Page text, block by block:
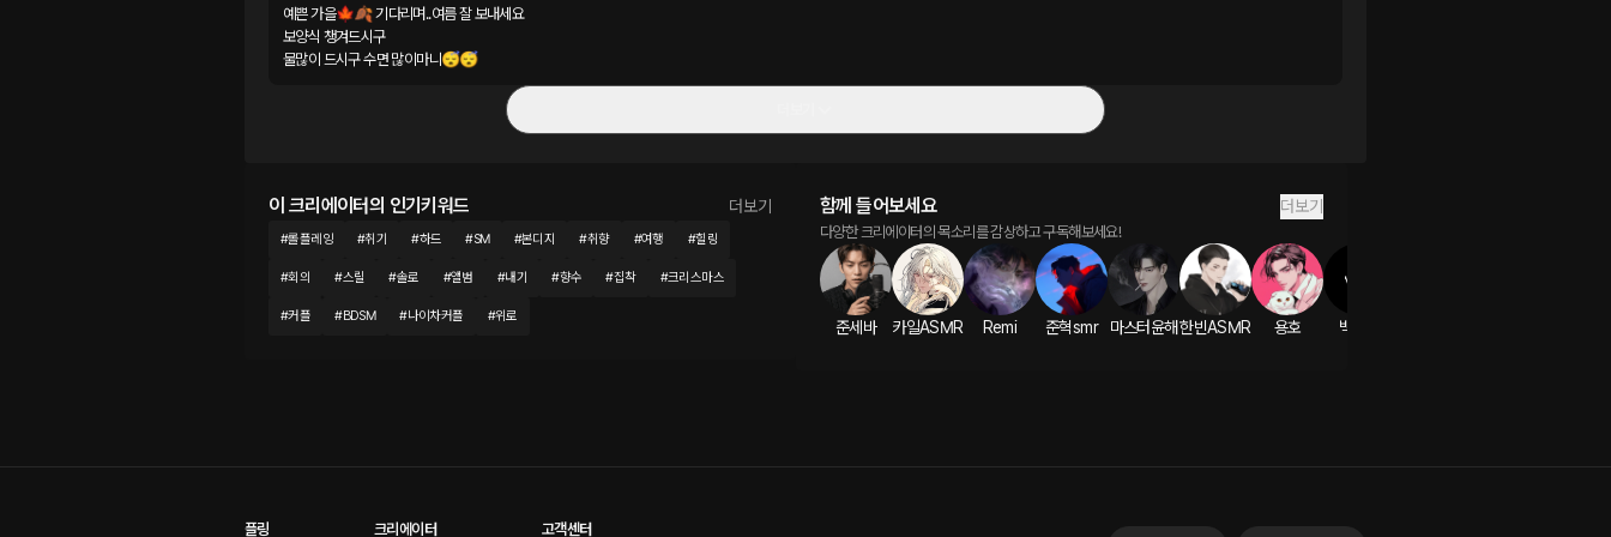
이 크리에이터의 인기키워드 더보기
#롤플레잉 #취기 #하드 #SM #본디지 #취향 #여행 #힐링
#회의 #스릴 #솔로 #앨범 #내기 #향수 #집착 #크리스마스
#커플 #BDSM #나이차커플 #위로
예쁜 가을🍁🍂 기다리며..여름 잘 보내세요
보양식 챙겨드시구
물많이 드시구 수면 많이마니😴😴
함께 들어보세요 더보기
다양한 크리에이터의 목소리를 감상하고 구독해보세요!
준세바 카일ASMR Remi 준혁smr 마스터윤해 한빈ASMR 용호 백인호
플링 크리에이터 고객센터